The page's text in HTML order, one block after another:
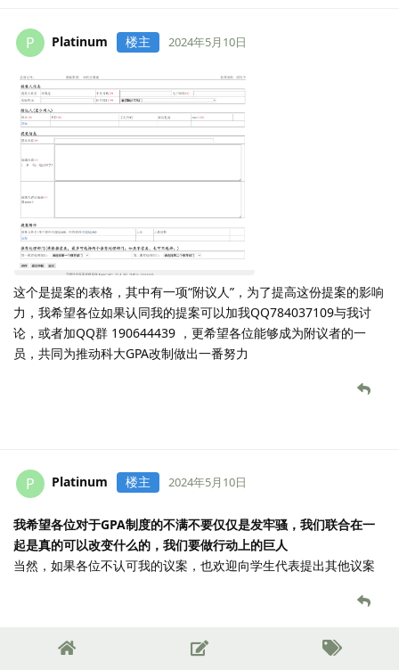
P Platinum 楼主 2024年5月10日
这个是提案的表格，其中有一项“附议人”，为了提高这份提案的影响
力，我希望各位如果认同我的提案可以加我QQ784037109与我讨
论，或者加QQ群 190644439 ，更希望各位能够成为附议者的一
员，共同为推动科大GPA改制做出一番努力
P Platinum 楼主 2024年5月10日
我希望各位对于GPA制度的不满不要仅仅是发牢骚，我们联合在一
起是真的可以改变什么的，我们要做行动上的巨人
当然，如果各位不认可我的议案，也欢迎向学生代表提出其他议案